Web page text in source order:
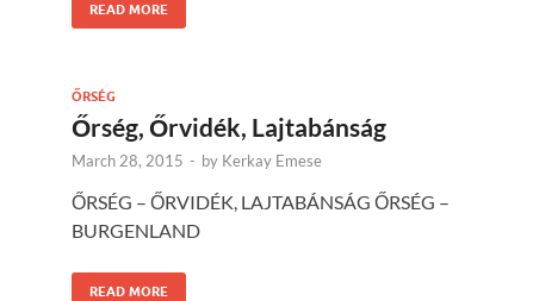
READ MORE
ŐRSÉG
Őrség, Őrvidék, Lajtabánság
March 28, 2015 - by Kerkay Emese
ŐRSÉG – ŐRVIDÉK, LAJTABÁNSÁG ŐRSÉG –
BURGENLAND
READ MORE